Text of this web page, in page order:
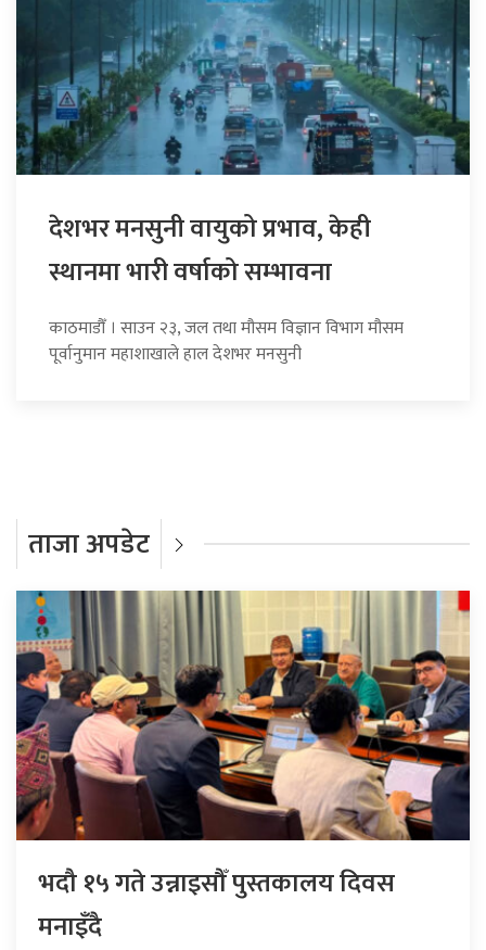
देशभर मनसुनी वायुको प्रभाव, केही
स्थानमा भारी वर्षाको सम्भावना
काठमाडौँ । साउन २३, जल तथा मौसम विज्ञान विभाग मौसम
पूर्वानुमान महाशाखाले हाल देशभर मनसुनी
ताजा अपडेट
भदौ १५ गते उन्नाइसौँ पुस्तकालय दिवस
मनाइँदै